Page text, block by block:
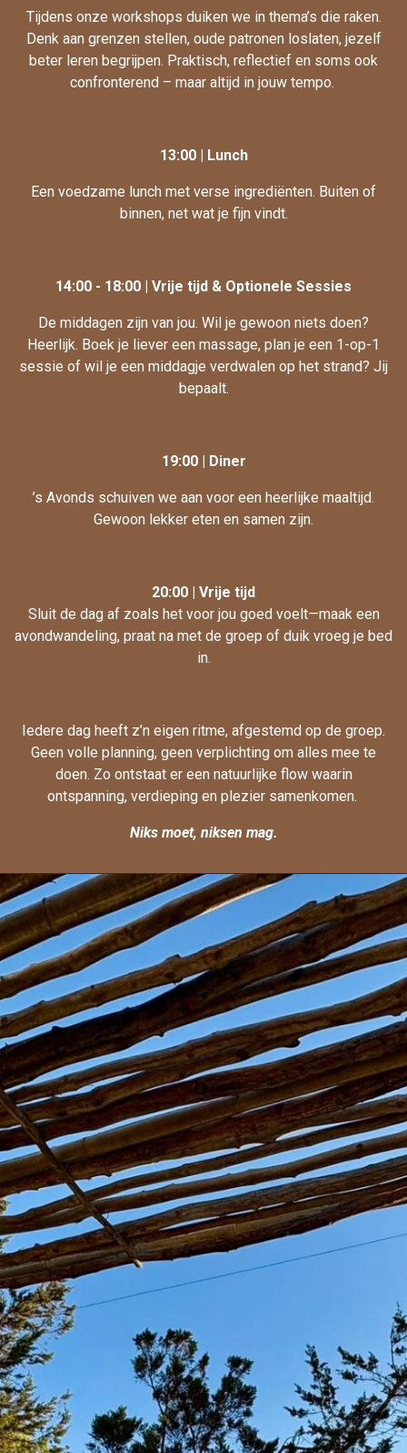
Tijdens onze workshops duiken we in thema’s die raken.
Denk aan grenzen stellen, oude patronen loslaten, jezelf
beter leren begrijpen. Praktisch, reflectief en soms ook
confronterend – maar altijd in jouw tempo.
13:00 | Lunch
Een voedzame lunch met verse ingrediënten. Buiten of
binnen, net wat je fijn vindt.
14:00 - 18:00 | Vrije tijd & Optionele Sessies
De middagen zijn van jou. Wil je gewoon niets doen?
Heerlijk. Boek je liever een massage, plan je een 1-op-1
sessie of wil je een middagje verdwalen op het strand? Jij
bepaalt.
19:00 | Diner
’s Avonds schuiven we aan voor een heerlijke maaltijd.
Gewoon lekker eten en samen zijn.
20:00 | Vrije tijd
Sluit de dag af zoals het voor jou goed voelt—maak een
avondwandeling, praat na met de groep of duik vroeg je bed
in.
Iedere dag heeft z’n eigen ritme, afgestemd op de groep.
Geen volle planning, geen verplichting om alles mee te
doen. Zo ontstaat er een natuurlijke flow waarin
ontspanning, verdieping en plezier samenkomen.
Niks moet, niksen mag.